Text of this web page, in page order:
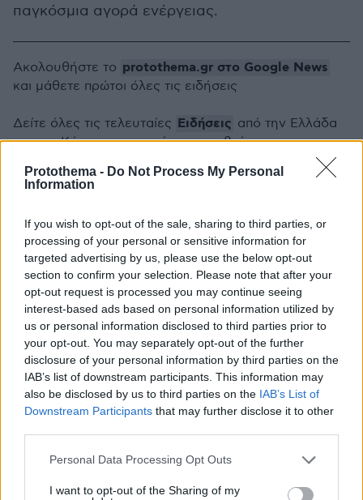
Protothema - Do Not Process My Personal
Information
If you wish to opt-out of the sale, sharing to third parties, or
processing of your personal or sensitive information for
targeted advertising by us, please use the below opt-out
section to confirm your selection. Please note that after your
opt-out request is processed you may continue seeing
interest-based ads based on personal information utilized by
us or personal information disclosed to third parties prior to
your opt-out. You may separately opt-out of the further
disclosure of your personal information by third parties on the
IAB’s list of downstream participants. This information may
also be disclosed by us to third parties on the IAB’s List of
Downstream Participants that may further disclose it to other
Please note that this website/app uses one or more Google
not limited to your visit or usage behaviour. You may click to
Personal Data Processing Opt Outs
I want to opt-out of the Sharing of my
παγκόσμια αγορά ενέργειας.
Ακολουθήστε το protothema.gr στο Google News
και μάθετε πρώτοι όλες τις ειδήσεις
Δείτε όλες τις τελευταίες Ειδήσεις από την Ελλάδα
και τον Κόσμο, τη στιγμή που συμβαίνουν, στο